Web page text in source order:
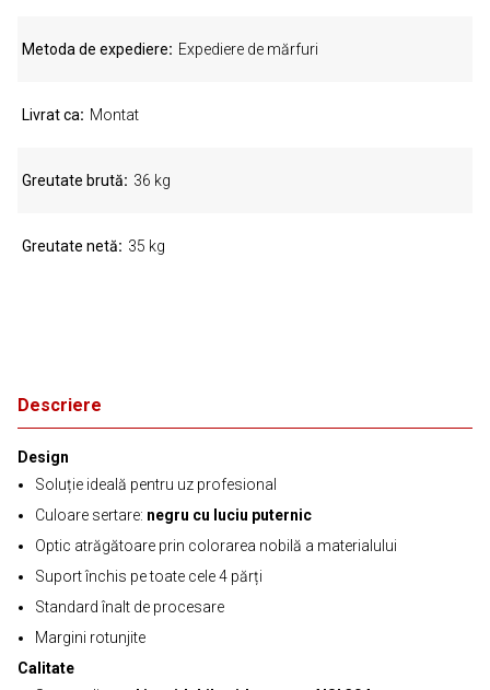
Descriere
Design
Soluție ideală pentru uz profesional
Culoare sertare: negru cu luciu puternic
Optic atrăgătoare prin colorarea nobilă a materialului
Suport închis pe toate cele 4 părți
Standard înalt de procesare
Margini rotunjite
Calitate
Metoda de expediere Expediere de mărfuri
Livrat ca Montat
Greutate brută 36 kg
Greutate netă 35 kg